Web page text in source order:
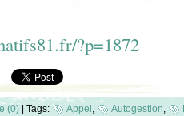
?p=1872
(0) Tags: Appel , Autogestion,